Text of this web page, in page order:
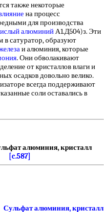
также некоторые
на процесс
для производства
алюминийА1.Д504)з. Эти
в сатуратор, образуют
и алюминия, которые
. Они обволакивают
от кристаллов влаги и
осадков довольно велико.
всегда поддерживают
соли оставались в
алюминия, кристалл
[c.587]
Сульфат алюминия, кристалл